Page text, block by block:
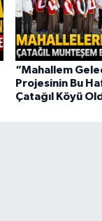
“Mahallem
Projesinin Bu
Çatağıl Köyü